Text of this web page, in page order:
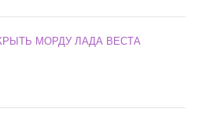
МОРДУ ЛАДА ВЕСТА